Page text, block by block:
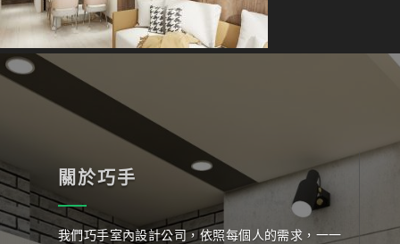
關於巧手
我們巧手室內設計公司，依照每個人的需求，一一